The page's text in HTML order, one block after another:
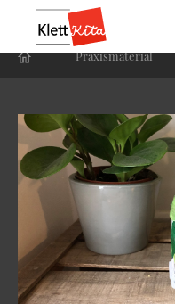
Praxis­material